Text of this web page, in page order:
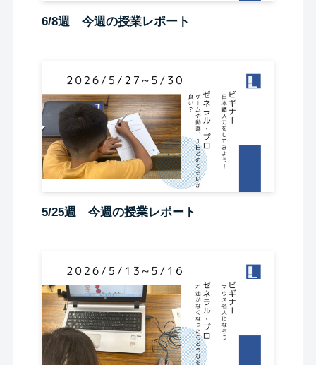
6/8週 今週の授業レポート
5/25週 今週の授業レポート